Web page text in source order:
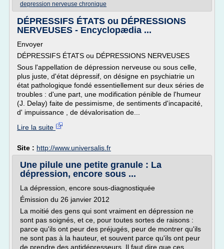
depression nerveuse chronique
DÉPRESSIFS ÉTATS ou DÉPRESSIONS
NERVEUSES - Encyclopædia ...
Envoyer
DÉPRESSIFS ÉTATS ou DÉPRESSIONS NERVEUSES
Sous l'appellation de dépression nerveuse ou sous celle,
plus juste, d'état dépressif, on désigne en psychiatrie un
état pathologique fondé essentiellement sur deux séries de
troubles : d'une part, une modification pénible de l'humeur
(J. Delay) faite de pessimisme, de sentiments d'incapacité,
d' impuissance , de dévalorisation de...
Lire la suite
Site : http://www.universalis.fr
Une pilule une petite granule : La
dépression, encore sous ...
La dépression, encore sous-diagnostiquée
Émission du 26 janvier 2012
La moitié des gens qui sont vraiment en dépression ne
sont pas soignés, et ce, pour toutes sortes de raisons :
parce qu'ils ont peur des préjugés, peur de montrer qu'ils
ne sont pas à la hauteur, et souvent parce qu'ils ont peur
de prendre des antidépresseurs. Il faut dire que ces